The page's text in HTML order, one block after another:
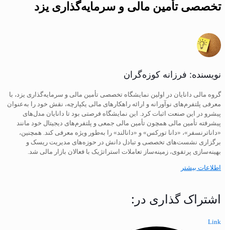
تخصصی تأمین مالی و سرمایه‌گذاری یزد
نویسنده: فرزانه کوزه‌گران
گروه مالی دانایان در اولین نمایشگاه تخصصی تأمین مالی و سرمایه‌گذاری یزد، با
معرفی پلتفرم‌های نوآورانه و ارائه راهکارهای مالی یکپارچه، نقش خود را به‌عنوان
پیشرو در این صنعت اثبات کرد. این نمایشگاه فرصتی بود تا دانایان مدل‌های
پیشرفته تأمین مالی همچون تأمین مالی جمعی و پلتفرم‌های دیجیتال خود مانند
«داناترنسفر»، «دانا تورکس» و «دانالند» را به‌طور ویژه معرفی کند. همچنین،
برگزاری نشست‌های تخصصی و تبادل دانش در حوزه‌های مدیریت ریسک و
بهینه‌سازی پرتفوی، زمینه‌ساز تعاملات استراتژیک با فعالان بازار مالی شد.
اطلاعات بیشتر
اشتراک گذاری در:
Link